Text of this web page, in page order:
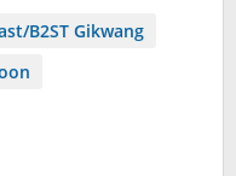
B2ST Gikwang